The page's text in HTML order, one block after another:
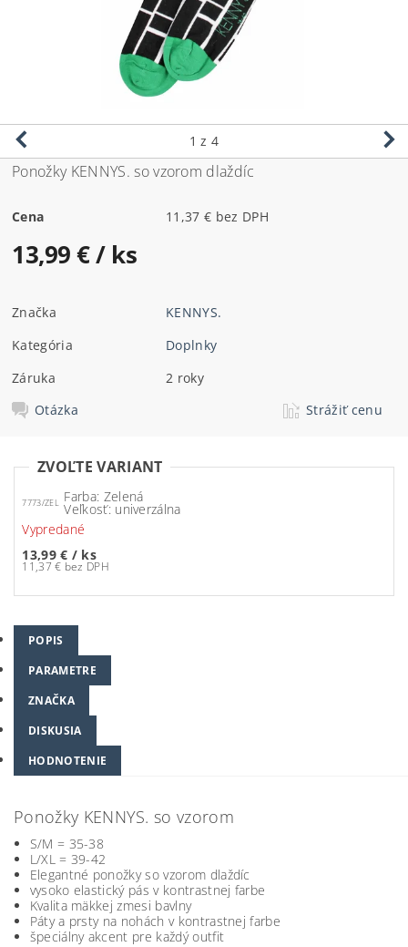
1 z 4
Ponožky KENNYS. so vzorom dlaždíc
Cena 11,37 € bez DPH
13,99 €/ ks
Značka
KENNYS.
Kategória
Doplnky
Záruka
2 roky
Otázka
Strážiť cenu
ZVOĽTE VARIANT
7773/ZEL Farba: Zelená
Veľkosť: univerzálna
Vypredané
13,99 € / ks
11,37 € bez DPH
POPIS
PARAMETRE
ZNAČKA
DISKUSIA
HODNOTENIE
Ponožky KENNYS. so vzorom
S/M = 35-38
L/XL = 39-42
Elegantné ponožky so vzorom dlaždíc
vysoko elastický pás v kontrastnej farbe
Kvalita mäkkej zmesi bavlny
Páty a prsty na nohách v kontrastnej farbe
špeciálny akcent pre každý outfit